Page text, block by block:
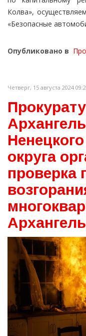
Колва»,
«Безопасные
Опубликовано в
Четверг, 15 августа 2024
округа
проверка